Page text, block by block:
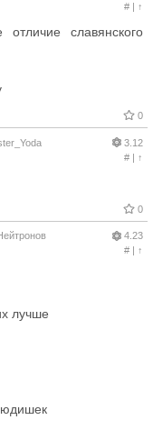
#| ↑
славянского
0
3.12
#| ↑
0
4.23
#| ↑
лучше